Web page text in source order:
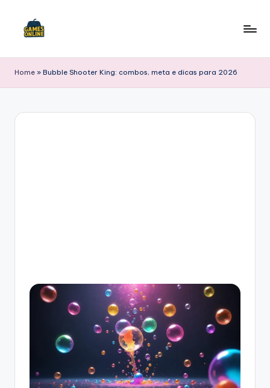
B
Home » Bubble Shooter King: combos, meta e dicas para 2026